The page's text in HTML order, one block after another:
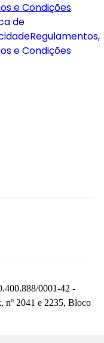
e Condições
de
Regulamentos,
e Condições
0001-42 -
nº 2041 e 2235, Bloco